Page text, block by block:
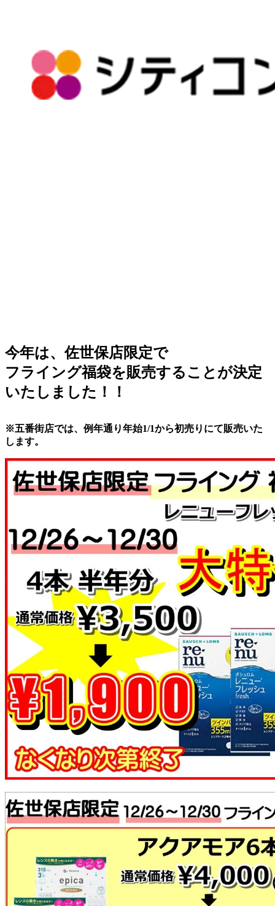
今年は、佐世保店限定で
フライング福袋を販売することが決定
いたしました！！
※五番街店では、例年通り年始1/1から初売りにて販売いた
します。